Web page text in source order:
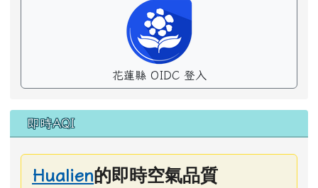
花蓮縣 OIDC 登入
即時AQI
Hualien的即時空氣品質